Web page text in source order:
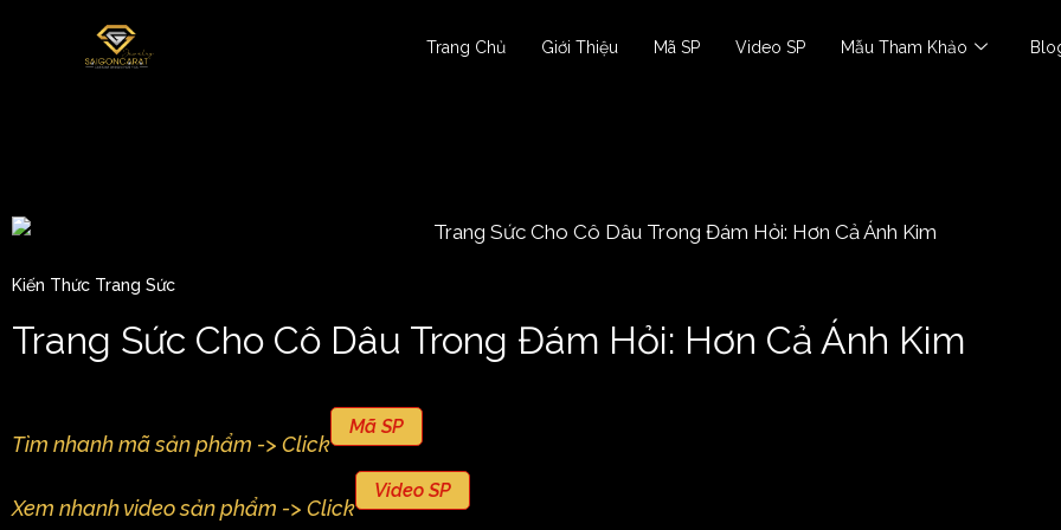
Trang Chủ Giới Thiệu Mã SP Video SP Mẫu Tham Khảo
Kiến Thức Trang Sức
Trang Sức Cho Cô Dâu Trong Đám Hỏi: Hơn Cả Ánh Kim
Tìm nhanh mã sản phẩm -> Click
Mã SP
Xem nhanh video sản phẩm -> Click
Video SP